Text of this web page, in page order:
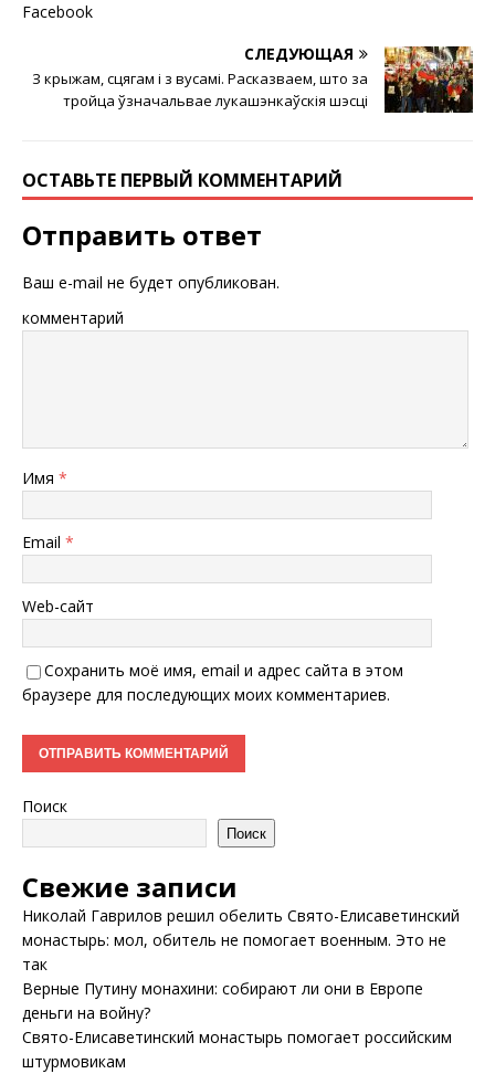
Facebook
СЛЕДУЮЩАЯ
З крыжам, сцягам і з вусамі. Расказваем, што за
тройца ўзначальвае лукашэнкаўскія шэсці
ОСТАВЬТЕ ПЕРВЫЙ КОММЕНТАРИЙ
Отправить ответ
Ваш e-mail не будет опубликован.
комментарий
Имя *
Email *
Web-сайт
Сохранить моё имя, email и адрес сайта в этом
браузере для последующих моих комментариев.
Поиск
Поиск
Свежие записи
Николай Гаврилов решил обелить Свято-Елисаветинский
монастырь: мол, обитель не помогает военным. Это не
так
Верные Путину монахини: собирают ли они в Европе
деньги на войну?
Свято-Елисаветинский монастырь помогает российским
штурмовикам